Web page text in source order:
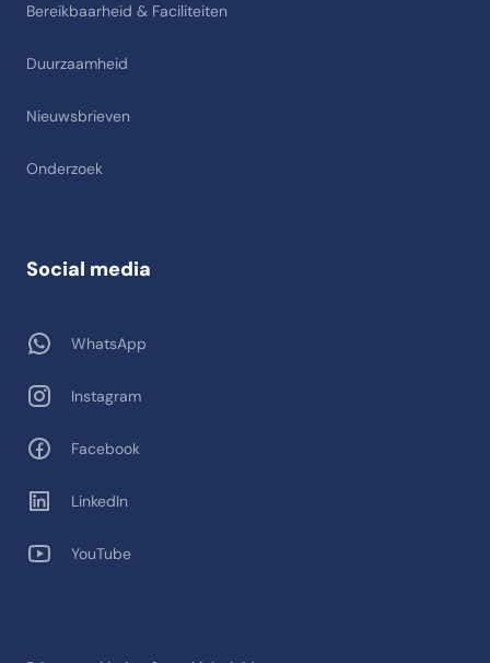
Bereikbaarheid & Faciliteiten
Duurzaamheid
Nieuwsbrieven
Onderzoek
Social media
WhatsApp
Instagram
Facebook
LinkedIn
YouTube